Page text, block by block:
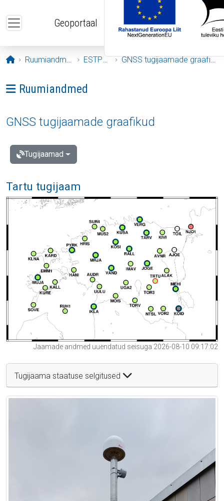
Geoportaal
Avaleht
Ruumiandmed ESTPOS GNSS tugijaamade graafikud
Ava menüü: Ruumiandmed
Ruumiandmed
GNSS tugijaamade graafikud
Tugijaamad
Tartu tugijaam
Jaamade andmed uuendatud seisuga 2026-08-10 09:17:02
Tugijaama staatuse selgitused